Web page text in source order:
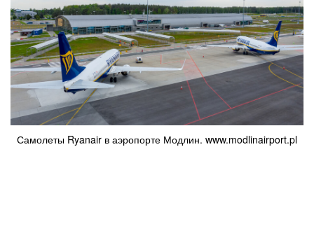
Самолеты Ryanair в аэропорте Модлин. www.modlinairport.pl